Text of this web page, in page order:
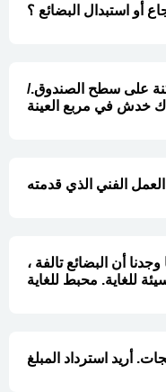
أو استبدال البضائع ؟
على سطح الصندوق./
وجدنا أن البضائع تالفة ،